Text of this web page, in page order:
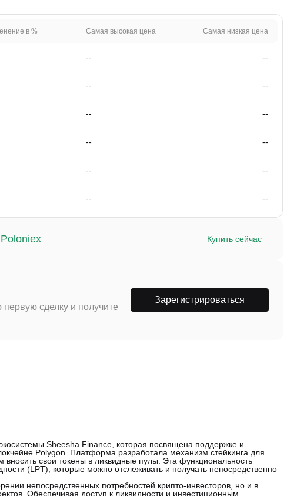
в % Самая высокая цена Самая низкая цена
-- --
-- --
-- --
-- --
-- --
-- --
Poloniex Купить сейчас
сделку и получите
Зарегистрироваться
Sheesha Finance, которая посвящена поддержке и
Polygon. Платформа разработала механизм стейкинга для
вносить свои токены в ликвидные пулы. Эта функциональность
(LPT), которые можно отслеживать и получать непосредственно
непосредственных потребностей крипто-инвесторов, но и в
Обеспечивая доступ к ликвидности и инвестиционным